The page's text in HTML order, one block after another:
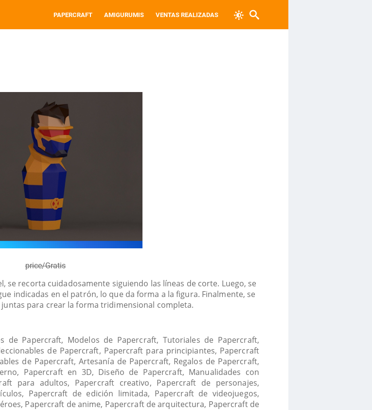
PAPERCRAFT AMIGURUMIS VENTAS REALIZADAS
price/Gratis
se recorta cuidadosamente siguiendo las líneas de corte. Luego, se
indicadas en el patrón, lo que da forma a la figura. Finalmente, se
para crear la forma tridimensional completa.
de Papercraft, Modelos de Papercraft, Tutoriales de Papercraft,
de Papercraft, Papercraft para principiantes, Papercraft
de Papercraft, Artesanía de Papercraft, Regalos de Papercraft,
Papercraft en 3D, Diseño de Papercraft, Manualidades con
para adultos, Papercraft creativo, Papercraft de personajes,
Papercraft de edición limitada, Papercraft de videojuegos,
Papercraft de anime, Papercraft de arquitectura, Papercraft de